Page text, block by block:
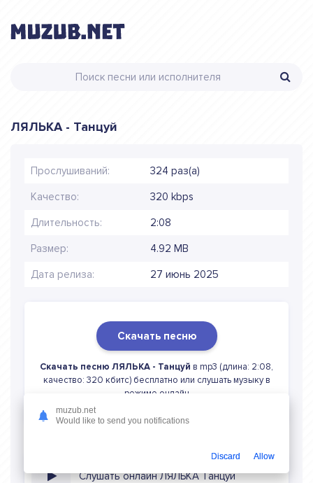
ЛЯЛЬКА - Танцуй
Прослушиваний: 324 раз(а)
Качество: 320 kbps
Длительность: 2:08
Размер: 4.92 MB
Дата релиза: 27 июнь 2025
Скачать песню
Скачать песню ЛЯЛЬКА - Танцуй в mp3 (длина: 2:08,
качество: 320 кбитс) бесплатно или слушать музыку в
режиме онлайн
Слушать онлайн ЛЯЛЬКА Танцуй
muzub.net
Would like to send you notifications
Discard Allow